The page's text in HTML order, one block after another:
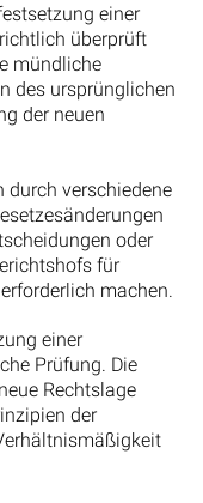
einer
überprüft
mündliche
des ursprünglichen
der neuen
durch verschiedene
oder
für
machen.
einer
Prüfung. Die
Rechtslage
der